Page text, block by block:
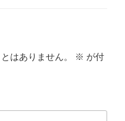
はありません。 ※ が付